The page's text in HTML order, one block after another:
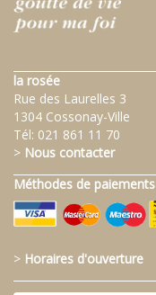
la rosée
Rue des Laurelles 3
1304 Cossonay-Ville
Tél: 021 861 11 70
> Nous contacter
Méthodes de paiements
> Horaires d'ouverture